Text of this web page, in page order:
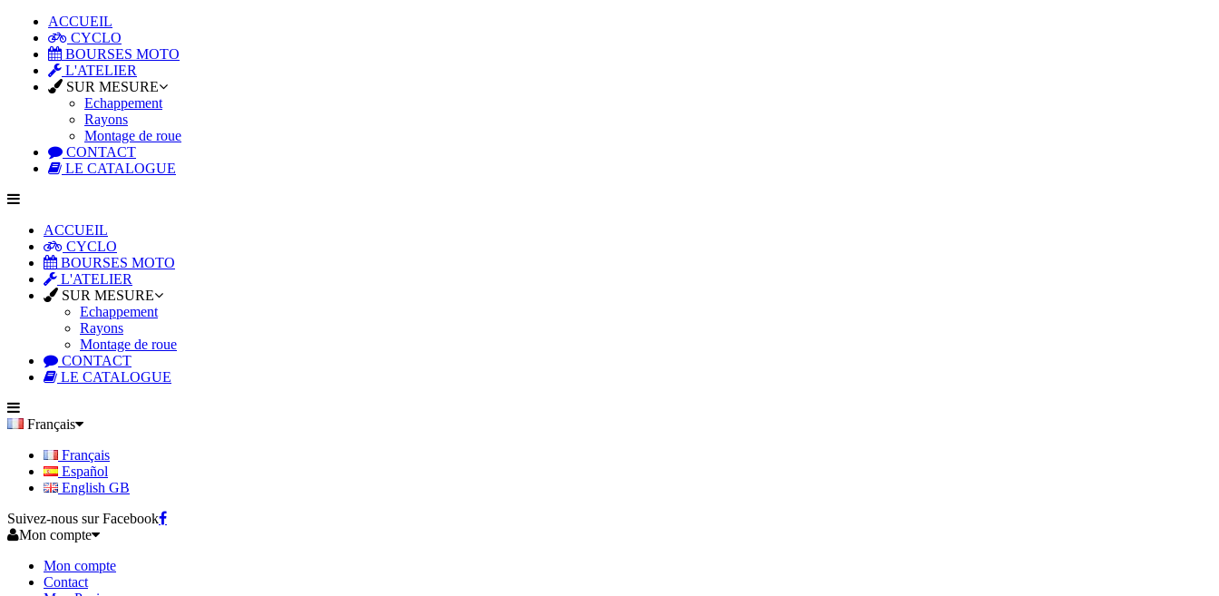
ACCUEIL
CYCLO
BOURSES MOTO
L'ATELIER
SUR MESURE
Echappement
Rayons
Montage de roue
CONTACT
LE CATALOGUE
ACCUEIL
CYCLO
BOURSES MOTO
L'ATELIER
SUR MESURE
Echappement
Rayons
Montage de roue
CONTACT
LE CATALOGUE
Français
Français
Español
English GB
Suivez-nous sur Facebook
Mon compte
Mon compte
Contact